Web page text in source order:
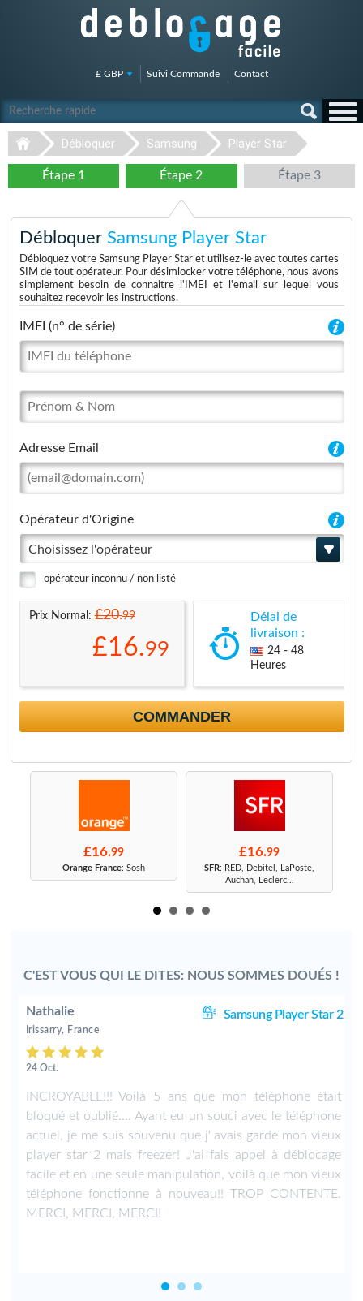
£ GBP Suivi Commande Contact
Débloquer Samsung Player Star
Étape 1 Étape 2 Étape 3
Débloquer Samsung Player Star
Débloquez votre Samsung Player Star et utilisez-le avec toutes cartes
SIM de tout opérateur. Pour désimlocker votre téléphone, nous avons
simplement besoin de connaitre l'IMEI et l'email sur lequel vous
souhaitez recevoir les instructions.
IMEI (n° de série)
Adresse Email
Opérateur d'Origine
Choisissez l'opérateur
opérateur inconnu / non listé
Prix Normal:£20.99
£16.99
Délai de
livraison :
24 - 48
Heures
COMMANDER
£16.99
Orange France: Sosh
£16.99
SFR: RED, Debitel, LaPoste,
Auchan, Leclerc...
C'EST VOUS QUI LE DITES: NOUS SOMMES DOUÉS !
Nathalie Samsung Player Star 2
Irissarry, France
24 Oct.
INCROYABLE!!! Voilà 5 ans que mon téléphone était
bloqué et oublié.... Ayant eu un souci avec le téléphone
actuel, je me suis souvenu que j' avais gardé mon vieux
player star 2 mais freezer! J'ai fais appel à déblocage
facile et en une seule manipulation, voilà que mon vieux
téléphone fonctionne à nouveau!! TROP CONTENTE.
MERCI, MERCI, MERCI!